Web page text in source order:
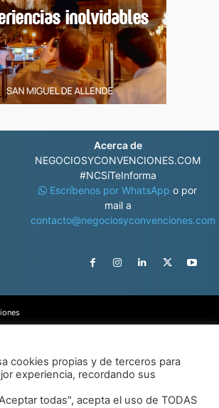
Acerca de
NEGOCIOSYCONVENCIONES.COM
#NCSíTeInforma
Escríbenos por WhatsAppo por
mail a
contacto@negociosyconvenciones.com
cookies propias y de terceros para
experiencia, recordando sus
todas", acepta el uso de TODAS